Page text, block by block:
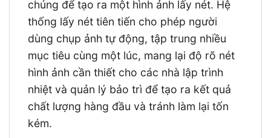
chúng để tạo ra một hình ảnh lấy nét. Hệ
thống lấy nét tiên tiến cho phép người
dùng chụp ảnh tự động, tập trung nhiều
mục tiêu cùng một lúc, mang lại độ rõ nét
hình ảnh cần thiết cho các nhà lập trình
nhiệt và quản lý bảo trì để tạo ra kết quả
chất lượng hàng đầu và tránh làm lại tốn
kém.